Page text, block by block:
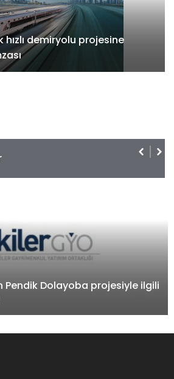
hızlı demiryolu projesine
Dolayoba projesiyle ilgili